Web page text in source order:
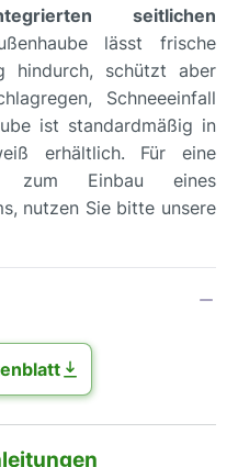
seitlichen
lässt frische
hindurch, schützt aber
Schneeeinfall
ist standardmäßig in
erhältlich. Für eine
zum Einbau eines
nutzen Sie bitte unsere